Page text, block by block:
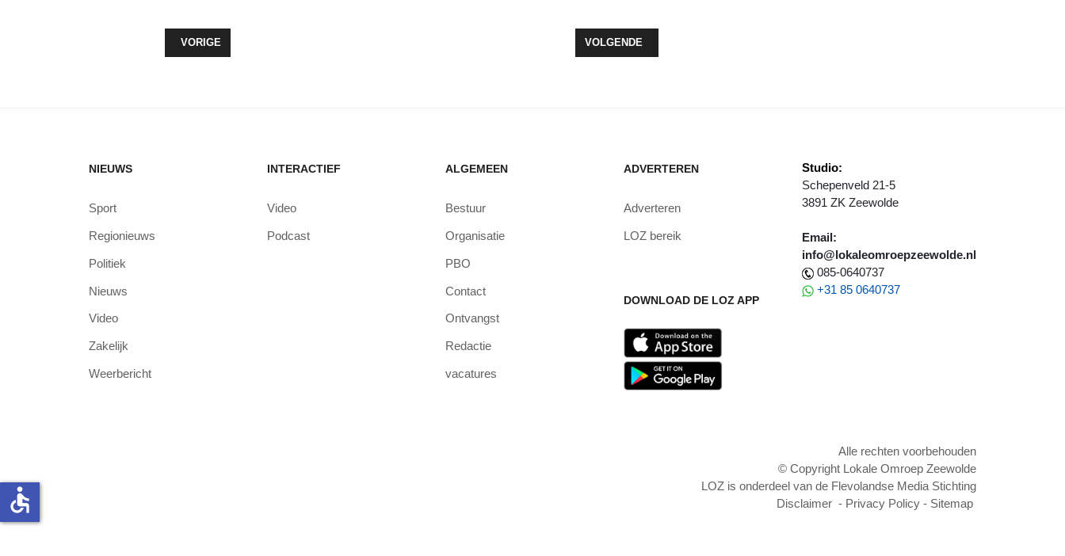
VORIG ARTIKEL: KV WOLDERWIJD/DYZLE 1 DICHT BIJ KAMPIOENSCHAP
VORIGE VOLGENDE ARTIKEL: DERTIGSTE SCHOOLKORFBALTOERNOOI KV WOLDERWIJD/DYZLE
VOLGENDE
NIEUWS
Sport
Regionieuws
Politiek
Nieuws
Video
Zakelijk
Weerbericht
INTERACTIEF
Video
Podcast
ALGEMEEN
Bestuur
Organisatie
PBO
Contact
Ontvangst
Redactie
vacatures
ADVERTEREN
Adverteren
LOZ bereik
DOWNLOAD DE LOZ APP
Studio:
Schepenveld 21-5
3891 ZK Zeewolde
Email:
info@lokaleomroepzeewolde.nl
085-0640737
+31 85 0640737
Alle rechten voorbehouden
© Copyright Lokale Omroep Zeewolde
LOZ is onderdeel van de Flevolandse Media Stichting
Disclaimer - Privacy Policy - Sitemap
accessible